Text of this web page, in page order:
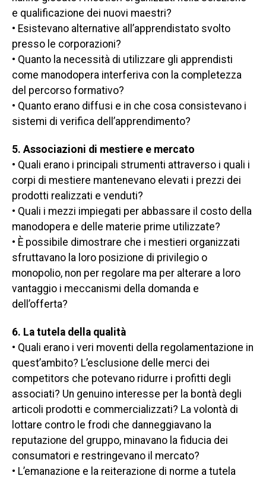
e qualificazione dei nuovi maestri?
• Esistevano alternative all’apprendistato svolto
presso le corporazioni?
• Quanto la necessità di utilizzare gli apprendisti
come manodopera interferiva con la completezza
del percorso formativo?
• Quanto erano diffusi e in che cosa consistevano i
sistemi di verifica dell’apprendimento?
5. Associazioni di mestiere e mercato
• Quali erano i principali strumenti attraverso i quali i
corpi di mestiere mantenevano elevati i prezzi dei
prodotti realizzati e venduti?
• Quali i mezzi impiegati per abbassare il costo della
manodopera e delle materie prime utilizzate?
• È possibile dimostrare che i mestieri organizzati
sfruttavano la loro posizione di privilegio o
monopolio, non per regolare ma per alterare a loro
vantaggio i meccanismi della domanda e
dell’offerta?
6. La tutela della qualità
• Quali erano i veri moventi della regolamentazione in
quest’ambito? L’esclusione delle merci dei
competitors che potevano ridurre i profitti degli
associati? Un genuino interesse per la bontà degli
articoli prodotti e commercializzati? La volontà di
lottare contro le frodi che danneggiavano la
reputazione del gruppo, minavano la fiducia dei
consumatori e restringevano il mercato?
• L’emanazione e la reiterazione di norme a tutela